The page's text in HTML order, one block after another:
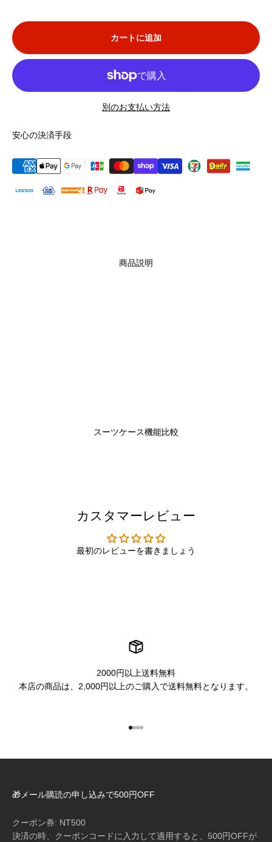
カートに追加
別のお支払い方法
安心の決済手段
商品説明
スーツケース機能比較
カスタマーレビュー
最初のレビューを書きましょう
2000円以上送料無料
本店の商品は、2,000円以上のご購入で送料無料となります。
🎁メール購読の申し込みで500円OFF
クーポン券: NT500
決済の時、クーポンコードに入力して適用すると、500円OFFが